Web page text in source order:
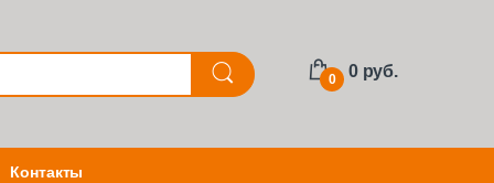
0 0 руб.
Контакты